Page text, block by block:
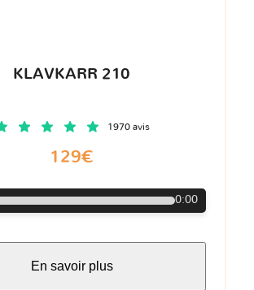
KLAVKARR 210
1970 avis
129€
0:00
En savoir plus